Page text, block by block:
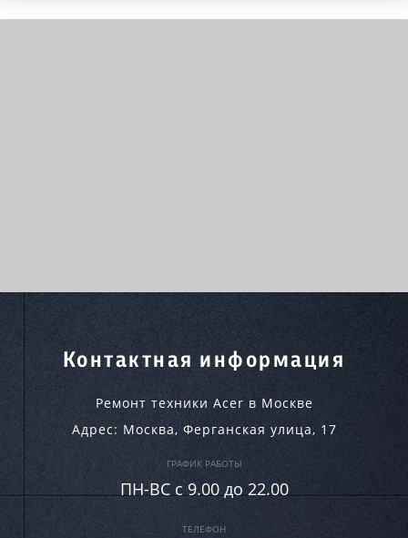
Контактная информация
Ремонт техники Acer в Москве
Адрес: Москва, Ферганская улица, 17
ГРАФИК РАБОТЫ
ПН-ВC c 9.00 до 22.00
ТЕЛЕФОН